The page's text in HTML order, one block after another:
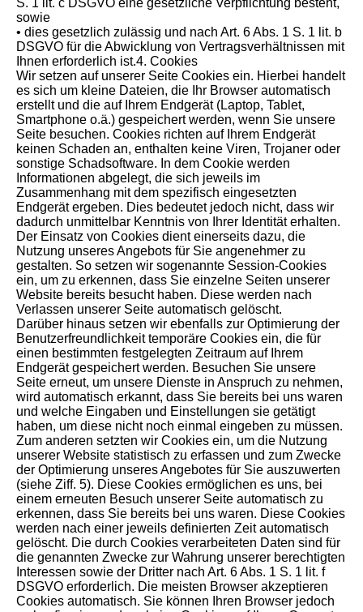
S. 1 lit. c DSGVO eine gesetzliche Verpflichtung besteht,
sowie
• dies gesetzlich zulässig und nach Art. 6 Abs. 1 S. 1 lit. b
DSGVO für die Abwicklung von Vertragsverhältnissen mit
Ihnen erforderlich ist.4. Cookies
Wir setzen auf unserer Seite Cookies ein. Hierbei handelt
es sich um kleine Dateien, die Ihr Browser automatisch
erstellt und die auf Ihrem Endgerät (Laptop, Tablet,
Smartphone o.ä.) gespeichert werden, wenn Sie unsere
Seite besuchen. Cookies richten auf Ihrem Endgerät
keinen Schaden an, enthalten keine Viren, Trojaner oder
sonstige Schadsoftware. In dem Cookie werden
Informationen abgelegt, die sich jeweils im
Zusammenhang mit dem spezifisch eingesetzten
Endgerät ergeben. Dies bedeutet jedoch nicht, dass wir
dadurch unmittelbar Kenntnis von Ihrer Identität erhalten.
Der Einsatz von Cookies dient einerseits dazu, die
Nutzung unseres Angebots für Sie angenehmer zu
gestalten. So setzen wir sogenannte Session-Cookies
ein, um zu erkennen, dass Sie einzelne Seiten unserer
Website bereits besucht haben. Diese werden nach
Verlassen unserer Seite automatisch gelöscht.
Darüber hinaus setzen wir ebenfalls zur Optimierung der
Benutzerfreundlichkeit temporäre Cookies ein, die für
einen bestimmten festgelegten Zeitraum auf Ihrem
Endgerät gespeichert werden. Besuchen Sie unsere
Seite erneut, um unsere Dienste in Anspruch zu nehmen,
wird automatisch erkannt, dass Sie bereits bei uns waren
und welche Eingaben und Einstellungen sie getätigt
haben, um diese nicht noch einmal eingeben zu müssen.
Zum anderen setzten wir Cookies ein, um die Nutzung
unserer Website statistisch zu erfassen und zum Zwecke
der Optimierung unseres Angebotes für Sie auszuwerten
(siehe Ziff. 5). Diese Cookies ermöglichen es uns, bei
einem erneuten Besuch unserer Seite automatisch zu
erkennen, dass Sie bereits bei uns waren. Diese Cookies
werden nach einer jeweils definierten Zeit automatisch
gelöscht. Die durch Cookies verarbeiteten Daten sind für
die genannten Zwecke zur Wahrung unserer berechtigten
Interessen sowie der Dritter nach Art. 6 Abs. 1 S. 1 lit. f
DSGVO erforderlich. Die meisten Browser akzeptieren
Cookies automatisch. Sie können Ihren Browser jedoch